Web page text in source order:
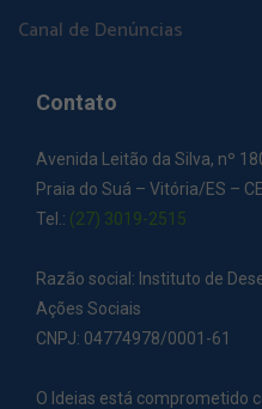
Canal de Denúncias
Contato
Avenida Leitão da Silva, nº
Praia do Suá – Vitória/ES –
Tel.: (27) 3019-2515
Razão social: Instituto de
Ações Sociais
CNPJ: 04774978/0001-61
O Ideias está comprometido